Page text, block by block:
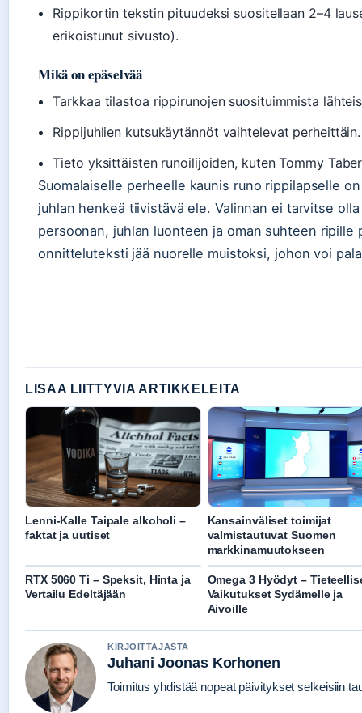
Rippikortin tekstin pituudeksi suositellaan 2–4
erikoistunut sivusto).
Mikä on epäselvää
Tarkkaa tilastoa rippirunojen suosituimmista
Rippijuhlien kutsukäytännöt vaihtelevat perheittäin.
Tieto yksittäisten runoilijoiden, kuten Tommy
Suomalaiselle perheelle kaunis runo rippilapselle
juhlan henkeä tiivistävä ele. Valinnan ei tarvitse
persoonan, juhlan luonteen ja oman suhteen
onnitteluteksti jää nuorelle muistoksi, johon voi
LISAA LIITTYVIA ARTIKKELEITA
Lenni-Kalle Taipale alkoholi –
faktat ja uutiset
Kansainväliset toimijat
valmistautuvat Suomen
markkinamuutokseen
RTX 5060 Ti – Speksit, Hinta ja
Vertailu Edeltäjään
Omega 3 Hyödyt –
Vaikutukset Sydämelle ja
Aivoille
KIRJOITTAJASTA
Juhani Joonas Korhonen
Toimitus yhdistää nopeat päivitykset selkeisiin